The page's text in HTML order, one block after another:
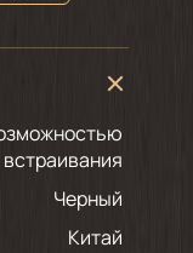
встраивания
черный
Китай